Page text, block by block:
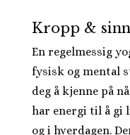
Kropp &
En regelmessig
fysisk og mental
deg å kjenne på
har energi til å gi
og i hverdagen.